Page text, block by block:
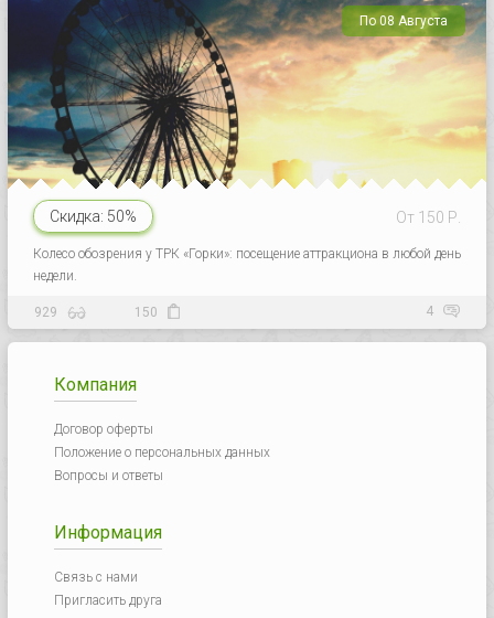
По 08 Августа
Скидка: 50% От 150 Р.
Колесо обозрения у ТРК «Горки»: посещение аттракциона в любой день
недели.
929 150 4
Компания
Договор оферты
Положение о персональных данных
Вопросы и ответы
Информация
Связь с нами
Пригласить друга